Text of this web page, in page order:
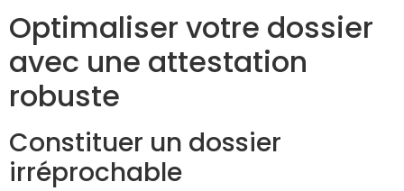
Optimaliser votre dossier
avec une attestation
robuste
Constituer un dossier
irréprochable